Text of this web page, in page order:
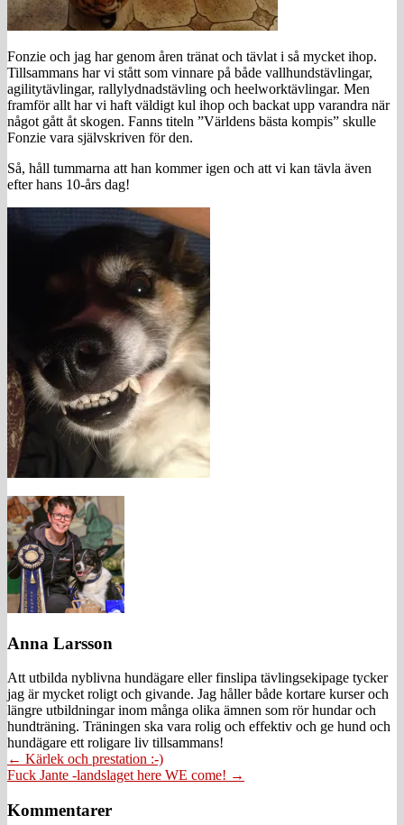
Fonzie och jag har genom åren tränat och tävlat i så mycket ihop.
Tillsammans har vi stått som vinnare på både vallhundstävlingar,
agilitytävlingar, rallylydnadstävling och heelworktävlingar. Men
framför allt har vi haft väldigt kul ihop och backat upp varandra när
något gått åt skogen. Fanns titeln ”Världens bästa kompis” skulle
Fonzie vara självskriven för den.
Så, håll tummarna att han kommer igen och att vi kan tävla även
efter hans 10-års dag!
Anna Larsson
Att utbilda nyblivna hundägare eller finslipa tävlingsekipage tycker
jag är mycket roligt och givande. Jag håller både kortare kurser och
längre utbildningar inom många olika ämnen som rör hundar och
hundträning. Träningen ska vara rolig och effektiv och ge hund och
hundägare ett roligare liv tillsammans!
Posts
navigation
← Kärlek och prestation :-)
Fuck Jante -landslaget here WE come! →
Läsarkommentarer
Kommentarer